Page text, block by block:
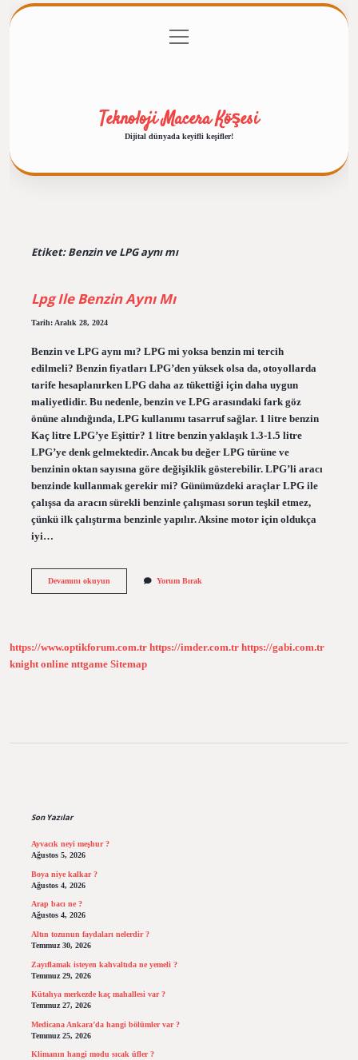
Gizlilik Politikası
menüyü
aç
Teknoloji Macera Köşesi
Dijital dünyada keyifli keşifler!
Etiket:Benzin ve LPG aynı mı
Lpg Ile Benzin Aynı Mı
Tarih: Aralık 28, 2024
Benzin ve LPG aynı mı? LPG mi yoksa benzin mi tercih
edilmeli? Benzin fiyatları LPG’den yüksek olsa da, otoyollarda
tarife hesaplanırken LPG daha az tükettiği için daha uygun
maliyetlidir. Bu nedenle, benzin ve LPG arasındaki fark göz
önüne alındığında, LPG kullanımı tasarruf sağlar. 1 litre benzin
Kaç litre LPG’ye Eşittir? 1 litre benzin yaklaşık 1.3-1.5 litre
LPG’ye denk gelmektedir. Ancak bu değer LPG türüne ve
benzinin oktan sayısına göre değişiklik gösterebilir. LPG’li aracı
benzinde kullanmak gerekir mi? Günümüzdeki araçlar LPG ile
çalışsa da aracın sürekli benzinle çalışması sorun teşkil etmez,
çünkü ilk çalıştırma benzinle yapılır. Aksine motor için oldukça
iyi…
Devamını okuyunLpg
Yorum Bırak
https://www.optikforum.com.tr https://imder.com.tr https://gabi.com.tr
knight online nttgame Sitemap
Son Yazılar
Ayvacık neyi meşhur ?
Ağustos 5, 2026
Boya niye kalkar ?
Ağustos 4, 2026
Arap bacı ne ?
Ağustos 4, 2026
Altın tozunun faydaları nelerdir ?
Temmuz 30, 2026
Zayıflamak isteyen kahvaltıda ne yemeli ?
Temmuz 29, 2026
Kütahya merkezde kaç mahallesi var ?
Temmuz 27, 2026
Medicana Ankara’da hangi bölümler var ?
Temmuz 25, 2026
Klimanın hangi modu sıcak üfler ?